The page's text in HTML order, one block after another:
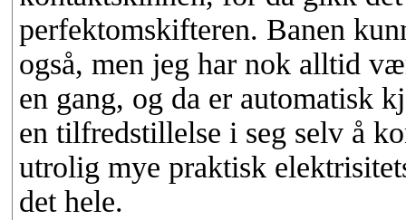
perfektomskifteren. Banen
også, men jeg har nok alltid
en gang, og da er automatisk
en tilfredstillelse i seg selv å
utrolig mye praktisk
det hele.